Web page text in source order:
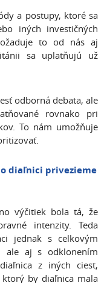
a postupy, ktoré sa
iných investičných
to od nás aj
sa uplatňujú už
odborná debata, ale
rovnako pri
To nám umožňuje
diaľnici privezieme
výčitiek bola tá, že
intenzity. Teda
jednak s celkovým
ale aj s odklonením
z iných ciest,
by diaľnica mala